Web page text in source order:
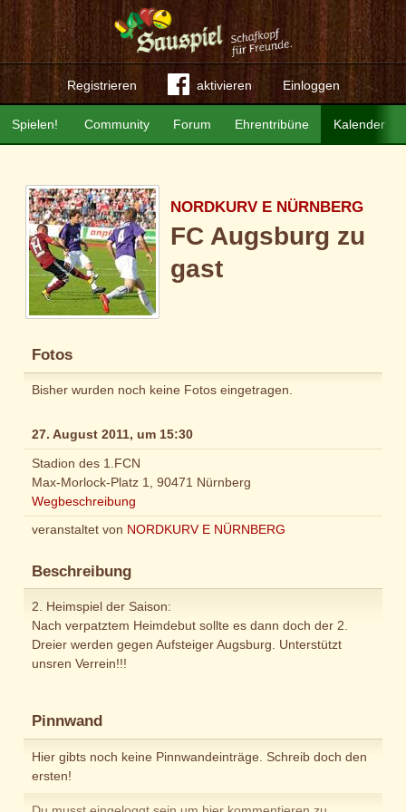
Registrieren aktivieren Einloggen
Community Forum Ehrentribüne Kalender
Spielen!
NORDKURV E NÜRNBERG
FC Augsburg zu
gast
Fotos
Bisher wurden noch keine Fotos eingetragen.
27. August 2011, um 15:30
Stadion des 1.FCN
Max-Morlock-Platz 1, 90471 Nürnberg
Wegbeschreibung
veranstaltet von NORDKURV E NÜRNBERG
Beschreibung
2. Heimspiel der Saison:
Nach verpatztem Heimdebut sollte es dann doch der 2.
Dreier werden gegen Aufsteiger Augsburg. Unterstützt
unsren Verrein!!!
Pinnwand
Hier gibts noch keine Pinnwandeinträge. Schreib doch den
ersten!